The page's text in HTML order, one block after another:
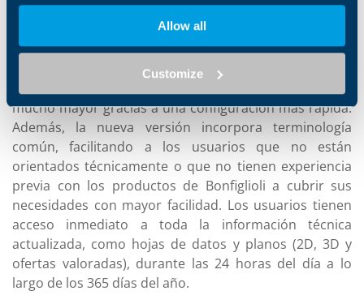
Allow all
Customize
Un selector de productos integrado, una amplia
función de búsqueda, un soporte de configuración y
un sistema de tickets con status. Con la ayuda de estas
nuevas características, la experiencia de usuario
mejora significativamente con un ahorro de tiempo
mucho mayor gracias a una configuración más rápida.
Además, la nueva versión incorpora terminología
común, facilitando a los usuarios que no están
orientados técnicamente o que no tienen experiencia
previa con los productos de Bonfiglioli a cubrir sus
necesidades con mayor facilidad. Los usuarios tienen
acceso inmediato a toda la información técnica
actualizada, como hojas de datos y planos (2D, 3D y
ofertas valoradas), durante las 24 horas del día a lo
largo de los 365 días del año.